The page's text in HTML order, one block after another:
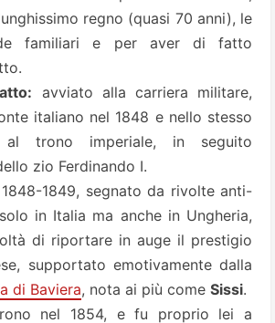
regno (quasi 70 anni), le
familiari e per aver di fatto
avviato alla carriera militare,
italiano nel 1848 e nello stesso
al trono imperiale, in seguito
zio Ferdinando I.
1849, segnato da rivolte anti-
in Italia ma anche in Ungheria,
di riportare in auge il prestigio
supportato emotivamente dalla
di Baviera, nota ai più come Sissi.
nel 1854, e fu proprio lei a